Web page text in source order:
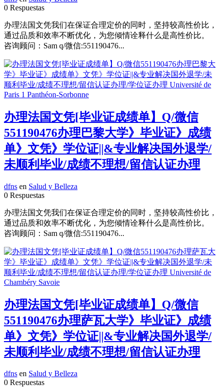
0 Respuestas
办理法国文凭我们在保证合理定价的同时，坚持较高性价比，
通过品质和效率不断优化，为您倾情诠释什么是高性价比。
咨询顾问：Sam q/微信:551190476...
办理法国文凭[毕业证成绩单】Q/微信
551190476办理巴黎大学》毕业证》成绩
单》文凭》学位证||&专业解决国外退学/
未顺利毕业/成绩不理想/留信认证办理
dfns en Salud y Belleza
0 Respuestas
办理法国文凭我们在保证合理定价的同时，坚持较高性价比，
通过品质和效率不断优化，为您倾情诠释什么是高性价比。
咨询顾问：Sam q/微信:551190476...
办理法国文凭[毕业证成绩单】Q/微信
551190476办理萨瓦大学》毕业证》成绩
单》文凭》学位证||&专业解决国外退学/
未顺利毕业/成绩不理想/留信认证办理
dfns en Salud y Belleza
0 Respuestas